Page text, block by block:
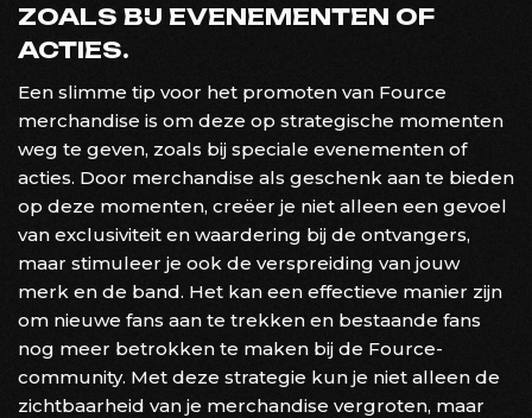
ZOALS BIJ EVENEMENTEN OF
ACTIES.
Een slimme tip voor het promoten van Fource
merchandise is om deze op strategische momenten
weg te geven, zoals bij speciale evenementen of
acties. Door merchandise als geschenk aan te bieden
op deze momenten, creëer je niet alleen een gevoel
van exclusiviteit en waardering bij de ontvangers,
maar stimuleer je ook de verspreiding van jouw
merk en de band. Het kan een effectieve manier zijn
om nieuwe fans aan te trekken en bestaande fans
nog meer betrokken te maken bij de Fource-
community. Met deze strategie kun je niet alleen de
zichtbaarheid van je merchandise vergroten, maar